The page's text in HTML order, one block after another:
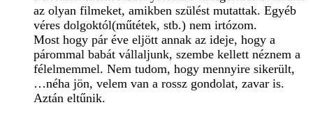
az olyan filmeket, amikben szülést mutattak. Egyéb
véres dolgoktól(műtétek, stb.) nem irtózom.
Most hogy pár éve eljött annak az ideje, hogy a
párommal babát vállaljunk, szembe kellett néznem a
félelmemmel. Nem tudom, hogy mennyire sikerült,
…néha jön, velem van a rossz gondolat, zavar is.
Aztán eltűnik.